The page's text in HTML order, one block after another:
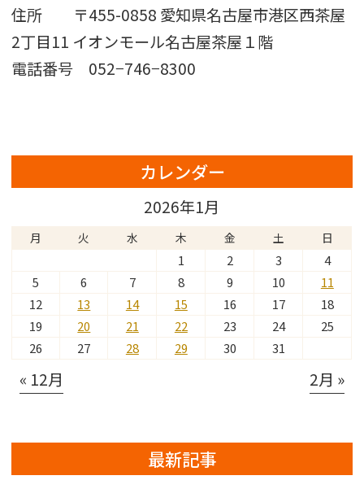
住所 〒455-0858 愛知県名古屋市港区西茶屋
2丁目11 イオンモール名古屋茶屋１階
電話番号 052−746−8300
カレンダー
2026年1月
月 火 水 木 金 土 日
1 2 3
4
5
6 7 8 9 10
11
12
13 14 15 16 17
18
19
20 21 22 23 24
25
26
27 28 29 30 31
« 12月 2月 »
最新記事